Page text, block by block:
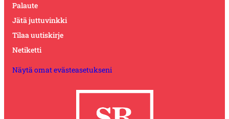
Palaute
Jätä juttuvinkki
Tilaa uutiskirje
Netiketti
Näytä omat evästeasetukseni